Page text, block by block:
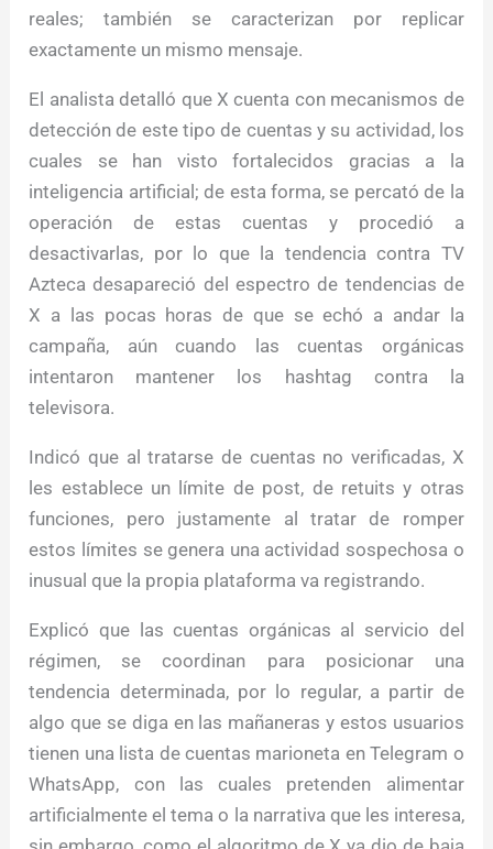
reales; también se caracterizan por replicar
exactamente un mismo mensaje.
El analista detalló que X cuenta con mecanismos de
detección de este tipo de cuentas y su actividad, los
cuales se han visto fortalecidos gracias a la
inteligencia artificial; de esta forma, se percató de la
operación de estas cuentas y procedió a
desactivarlas, por lo que la tendencia contra TV
Azteca desapareció del espectro de tendencias de
X a las pocas horas de que se echó a andar la
campaña, aún cuando las cuentas orgánicas
intentaron mantener los hashtag contra la
televisora.
Indicó que al tratarse de cuentas no verificadas, X
les establece un límite de post, de retuits y otras
funciones, pero justamente al tratar de romper
estos límites se genera una actividad sospechosa o
inusual que la propia plataforma va registrando.
Explicó que las cuentas orgánicas al servicio del
régimen, se coordinan para posicionar una
tendencia determinada, por lo regular, a partir de
algo que se diga en las mañaneras y estos usuarios
tienen una lista de cuentas marioneta en Telegram o
WhatsApp, con las cuales pretenden alimentar
artificialmente el tema o la narrativa que les interesa,